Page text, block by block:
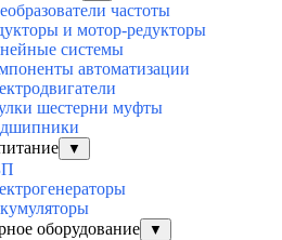
частоты
и мотор-редукторы
системы
автоматизации
шестерни муфты
▼
оборудование
▼